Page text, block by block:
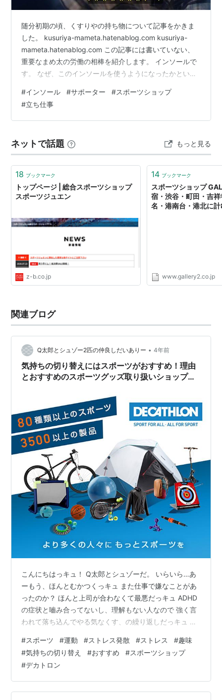
随分初期の頃、くすりやの持ち物について記事をかきま
した。 kusuriya-mameta.hatenablog.com kusuriya-
mameta.hatenablog.com この記事には書いていない、
重要なまめ太の労働の相棒を紹介します。 インソールで
す。 なぜ、このインソールを使うようになったかという
り近所の整形外科に行ったところ、 整形外科医；まめ太
さん、もともと側弯（脊椎が湾曲している）で立ち方悪
いところに長時間立ち労働するようになったからだよ
いいけど…まぁ、とりあえずスポーツ用…
#インソール #サポーター #スポーツショップ
#立ち仕事
ネットで話題 もっと見る
18 ブックマーク
トップページ | 総合スポーツショップ
スポーツジュエン
z-b.co.jp
14 ブックマーク
スポーツショップ
宿・渋谷・町田・吉
名・港南台・港北に
www.gallery2.co.jp
関連ブログ
Q太郎とシュゾー2匹の仲良しだいありー • 4年前
気持ちの切り替えにはスポーツがおすすめ！理由
とおすすめのスポーツグッズ取り扱いショップも
こんにちはっキュ！ Q太郎とシュゾーだ。 いらいら…あ
ーもう、ほんとむかつくっキュ また仕事で嫌なことがあ
ったのか？ ほんと上司が合わなくて最悪だっキュ ADHD
の症状と嚙み合ってないし、理解もない人なので 強く言
われて落ち込んでやる気なくす、の繰り返しだっキュ Q
合わない上司になっているという ループにはまってしま
っていました。 そのためにストレスが溜まっている
と…。なら体を動かそうぜ！ こちらの記事では以下のよ
うななようについてご紹介していきます。 １．運動がス
トレス発散に良い理由って？ ２．ストレス発散のために
#スポーツ #運動 #ストレス発散 #ストレス #趣味
#気持ちの切り替え #おすすめ #スポーツショップ
#デカトロン